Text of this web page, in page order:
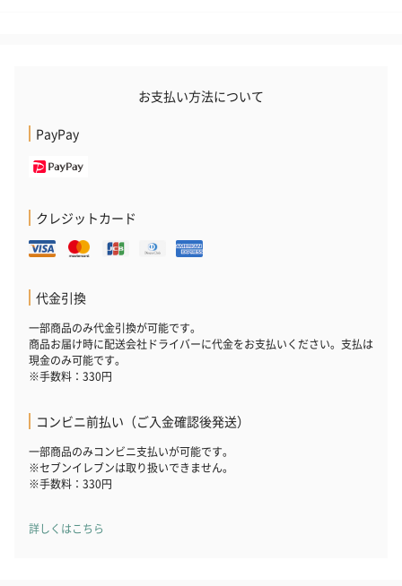
（880円）
お酒
※20歳未満の方への酒類の販売はいたしません。
お酒にぴったりのおつまみ・サプリを同梱してお届けいたしま
お支払い方法について
PayPay
クレジットカード
代金引換
一部商品のみ代金引換が可能です。
商品お届け時に配送会社ドライバーに代金をお支払いください。支払は
現金のみ可能です。
※手数料：330円
コンビニ前払い（ご入金確認後発送）
一部商品のみコンビニ支払いが可能です。
※セブンイレブンは取り扱いできません。
※手数料：330円
詳しくはこちら